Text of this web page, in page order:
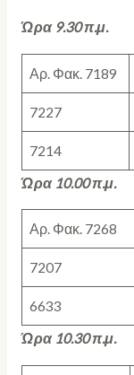
Ώρα 9.30 π.μ.
Αρ. Φακ. 7189
7227
7214
Ώρα 10.00 π.μ.
Αρ. Φακ. 7268
7207
6633
Ώρα 10.30 π.μ.